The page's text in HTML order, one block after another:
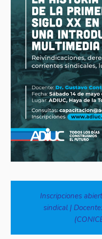
Inscripciones
sindical |